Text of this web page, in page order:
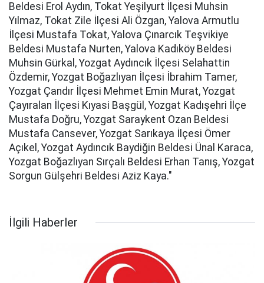
Beldesi Erol Aydın, Tokat Yeşilyurt İlçesi Muhsin
Yılmaz, Tokat Zile İlçesi Ali Özgan, Yalova Armutlu
İlçesi Mustafa Tokat, Yalova Çınarcık Teşvikiye
Beldesi Mustafa Nurten, Yalova Kadıköy Beldesi
Muhsin Gürkal, Yozgat Aydıncık İlçesi Selahattin
Özdemir, Yozgat Boğazlıyan İlçesi İbrahim Tamer,
Yozgat Çandır İlçesi Mehmet Emin Murat, Yozgat
Çayıralan İlçesi Kıyasi Başgül, Yozgat Kadışehri İlçe
Mustafa Doğru, Yozgat Saraykent Ozan Beldesi
Mustafa Cansever, Yozgat Sarıkaya İlçesi Ömer
Açıkel, Yozgat Aydıncık Baydiğin Beldesi Ünal Karaca,
Yozgat Boğazlıyan Sırçalı Beldesi Erhan Tanış, Yozgat
Sorgun Gülşehri Beldesi Aziz Kaya."
İlgili Haberler